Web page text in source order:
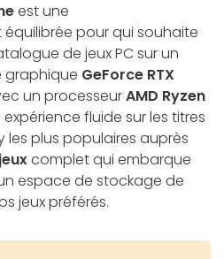
est une
pour qui souhaite
de jeux PC sur un
graphique GeForce RTX
un processeurAMD Ryzen
fluide sur les titres
plus populaires auprès
complet qui embarque
espace de stockage de
jeux préférés.